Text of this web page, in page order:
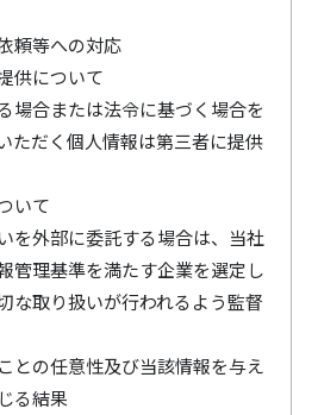
頼等への対応
供について
場合または法令に基づく場合を
ただく個人情報は第三者に提供
いて
を外部に委託する場合は、当社
管理基準を満たす企業を選定し
な取り扱いが⾏われるよう監督
との任意性及び当該情報を与え
る結果